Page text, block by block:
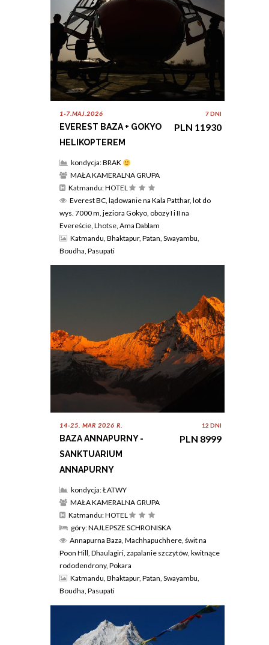
1-7.MAJ.2026
EVEREST BAZA + GOKYO
HELIKOPTEREM
7 DNI
PLN 11930
kondycja: BRAK
MAŁA KAMERALNA GRUPA
Katmandu: HOTEL
Everest BC, lądowanie na Kala Patthar, lot do
wys. 7000 m, jeziora Gokyo, obozy I i II na
Evereście, Lhotse, Ama Dablam
Katmandu, Bhaktapur, Patan, Swayambu,
Boudha, Pasupati
14-25. MAR 2026 R.
BAZA ANNAPURNY -
SANKTUARIUM
ANNAPURNY
12 DNI
PLN 8999
kondycja: ŁATWY
MAŁA KAMERALNA GRUPA
Katmandu: HOTEL
góry: NAJLEPSZE SCHRONISKA
Annapurna Baza, Machhapuchhere, świt na
Poon Hill, Dhaulagiri, zapalanie szczytów, kwitnące
rododendrony, Pokara
Katmandu, Bhaktapur, Patan, Swayambu,
Boudha, Pasupati